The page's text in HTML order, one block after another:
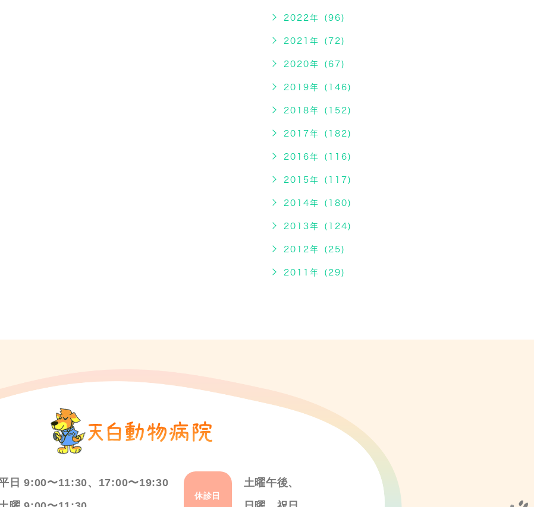
2022年 (96)
2021年 (72)
2020年 (67)
2019年 (146)
2018年 (152)
2017年 (182)
2016年 (116)
2015年 (117)
2014年 (180)
2013年 (124)
2012年 (25)
2011年 (29)
日 9:00〜11:30、17:00〜19:30
休診日
土曜午後、